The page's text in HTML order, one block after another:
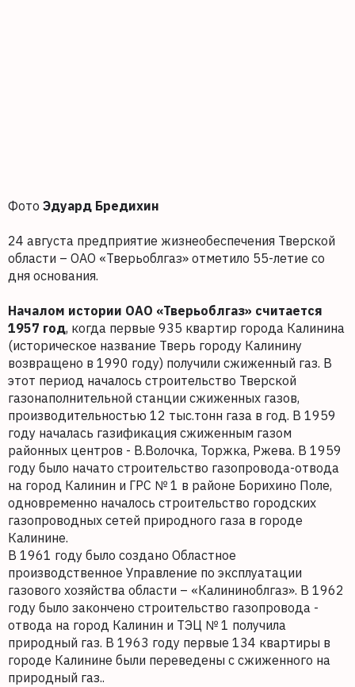
Фото Эдуард Бредихин
24 августа предприятие жизнеобеспечения Тверской
области – ОАО «Тверьоблгаз» отметило 55-летие со
дня основания.
Началом истории ОАО «Тверьоблгаз» считается
1957 год, когда первые 935 квартир города Калинина
(историческое название Тверь городу Калинину
возвращено в 1990 году) получили сжиженный газ. В
этот период началось строительство Тверской
газонаполнительной станции сжиженных газов,
производительностью 12 тыс.тонн газа в год. В 1959
году началась газификация сжиженным газом
районных центров - В.Волочка, Торжка, Ржева. В 1959
году было начато строительство газопровода-отвода
на город Калинин и ГРС № 1 в районе Борихино Поле,
одновременно началось строительство городских
газопроводных сетей природного газа в городе
Калинине.
В 1961 году было создано Областное
производственное Управление по эксплуатации
газового хозяйства области – «Калининоблгаз». В 1962
году было закончено строительство газопровода -
отвода на город Калинин и ТЭЦ № 1 получила
природный газ. В 1963 году первые 134 квартиры в
городе Калинине были переведены с сжиженного на
природный газ..